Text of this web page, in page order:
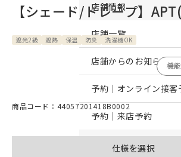
店舗情報
店舗一覧
店舗からのお知らせ
予約｜オンライン接客
予約｜来店予約
おすすめコンテンツ
【シェード/ドレープ】
遮光2級 遮熱 保温 防炎 洗濯機OK
機
商品コード：44057201418B0002
仕様を選択